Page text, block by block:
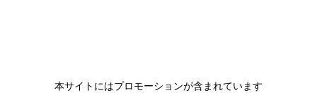
本サイトにはプロモーションが含まれています